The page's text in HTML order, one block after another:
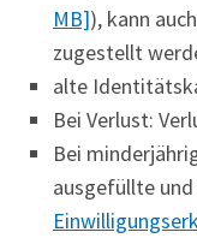
MB]), kann
zugestellt
alte
Bei Verlust:
Bei
ausgefüllte